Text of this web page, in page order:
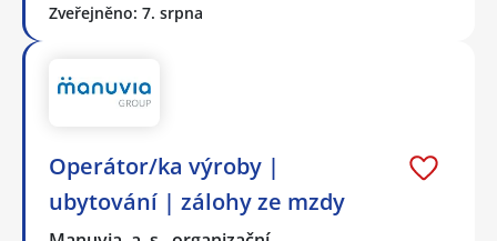
Zveřejněno: 7. srpna
Operátor/ka výroby |
ubytování | zálohy ze mzdy